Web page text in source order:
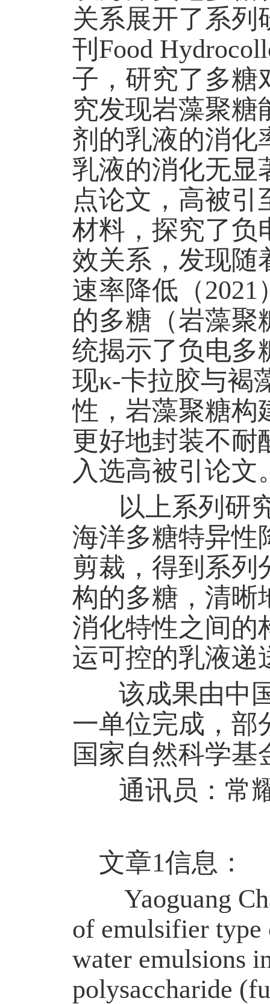
关系展开了系列
刊 Food
子，研究了多糖
究发现岩藻聚糖
剂的乳液的消化
乳液的消化无显
点论文，高被
材料，探究了负
效关系，发现随
速率降低（2021
的多糖（岩藻聚
统揭示了负电多
现κ-卡拉胶与褐
性 ， 岩藻聚糖构
更好地封装不耐
入选高被引论文
以上系列研究
海洋多糖特异性
剪裁，得到系列
构的多糖，清晰
消化特性之间的
运可控的乳液递
该成果由中
一单位完成，部
国家自然科学基
通讯员：常
文章1信息：
Yaoguang
of emulsifier
water emulsions
polysaccharide